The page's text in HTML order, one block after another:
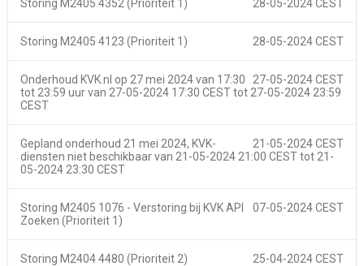
28-05-2024 CEST
Storing M2405 4352 (Prioriteit 1)
28-05-2024 CEST
Storing M2405 4123 (Prioriteit 1)
27-05-2024 CEST
Onderhoud KVK.nl op 27 mei 2024 van 17:30
tot 23:59 uur van 27-05-2024 17:30 CESTtot 27-05-2024 23:59
CEST
21-05-2024 CEST
Gepland onderhoud 21 mei 2024, KVK-
diensten niet beschikbaar van 21-05-2024 21:00 CESTtot 21-
05-2024 23:30 CEST
07-05-2024 CEST
Storing M2405 1076 - Verstoring bij KVK API
Zoeken (Prioriteit 1)
25-04-2024 CEST
Storing M2404 4480 (Prioriteit 2)